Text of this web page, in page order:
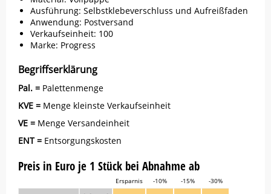
Ausführung: Selbstklebeverschluss und Aufreißfaden
Anwendung: Postversand
Verkaufseinheit: 100
Marke: Progress
Begriffserklärung
Pal. = Palettenmenge
KVE = Menge kleinste Verkaufseinheit
VE = Menge Versandeinheit
ENT = Entsorgungskosten
Preis in Euro je 1 Stück bei Abnahme ab
Ersparnis -10% -15% -30%